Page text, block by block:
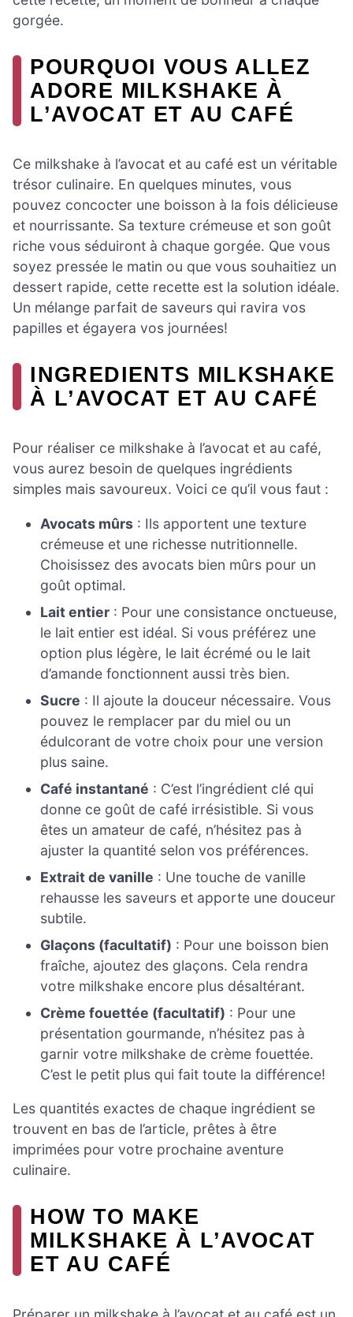
gorgée.
POURQUOI VOUS ALLEZ
ADORE MILKSHAKE À
L’AVOCAT ET AU CAFÉ
Ce milkshake à l’avocat et au café est un véritable
trésor culinaire. En quelques minutes, vous
pouvez concocter une boisson à la fois délicieuse
et nourrissante. Sa texture crémeuse et son goût
riche vous séduiront à chaque gorgée. Que vous
soyez pressée le matin ou que vous souhaitiez un
dessert rapide, cette recette est la solution idéale.
Un mélange parfait de saveurs qui ravira vos
papilles et égayera vos journées!
INGREDIENTS MILKSHAKE
À L’AVOCAT ET AU CAFÉ
Pour réaliser ce milkshake à l’avocat et au café,
vous aurez besoin de quelques ingrédients
simples mais savoureux. Voici ce qu’il vous faut :
Avocats mûrs : Ils apportent une texture
crémeuse et une richesse nutritionnelle.
Choisissez des avocats bien mûrs pour un
goût optimal.
Lait entier : Pour une consistance onctueuse,
le lait entier est idéal. Si vous préférez une
option plus légère, le lait écrémé ou le lait
d’amande fonctionnent aussi très bien.
Sucre : Il ajoute la douceur nécessaire. Vous
pouvez le remplacer par du miel ou un
édulcorant de votre choix pour une version
plus saine.
Café instantané : C’est l’ingrédient clé qui
donne ce goût de café irrésistible. Si vous
êtes un amateur de café, n’hésitez pas à
ajuster la quantité selon vos préférences.
Extrait de vanille : Une touche de vanille
rehausse les saveurs et apporte une douceur
subtile.
Glaçons (facultatif) : Pour une boisson bien
fraîche, ajoutez des glaçons. Cela rendra
votre milkshake encore plus désaltérant.
Crème fouettée (facultatif) : Pour une
présentation gourmande, n’hésitez pas à
garnir votre milkshake de crème fouettée.
C’est le petit plus qui fait toute la différence!
Les quantités exactes de chaque ingrédient se
trouvent en bas de l’article, prêtes à être
imprimées pour votre prochaine aventure
culinaire.
HOW TO MAKE
MILKSHAKE À L’AVOCAT
ET AU CAFÉ